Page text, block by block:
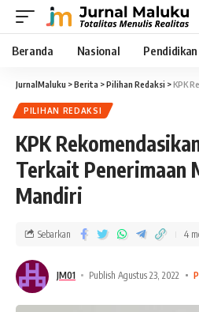
Beranda Nasional Pendidikan
JurnalMaluku >Berita >Pilihan Redaksi >KPK
PILIHAN REDAKSI
KPK
Terkait Penerimaan
Mandiri
JM01 Publish Agustus 23, 2022
Sebarkan 4